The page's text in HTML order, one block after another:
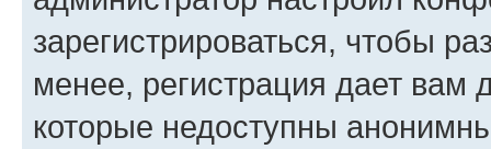
зарегистрироваться, чтобы
менее, регистрация дает вам
которые недоступны